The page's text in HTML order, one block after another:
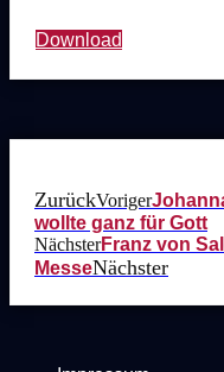
Download
ZurückVoriger
wollte ganz für Gott
NächsterFranz von
MesseNächster